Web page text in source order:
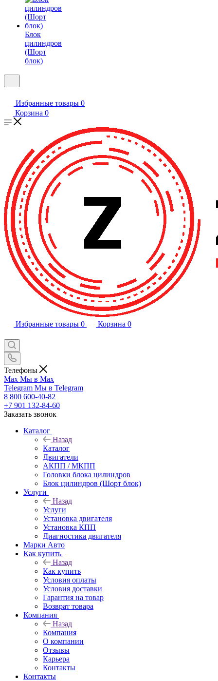
Блок
цилиндров
(Шорт
блок)
Избранные товары 0
Корзина 0
Избранные товары 0 Корзина 0
Телефоны
Max Мы в Max
Telegram Мы в Telegram
8 800 600-40-82
+7 901 132-84-60
Заказать звонок
Каталог
Назад
Каталог
Двигатели
АКПП / МКПП
Головки блока цилиндров
Блок цилиндров (Шорт блок)
Услуги
Назад
Услуги
Установка двигателя
Установка КПП
Диагностика двигателя
Марки Авто
Как купить
Назад
Как купить
Условия оплаты
Условия доставки
Гарантия на товар
Возврат товара
Компания
Назад
Компания
О компании
Отзывы
Карьера
Контакты
Контакты